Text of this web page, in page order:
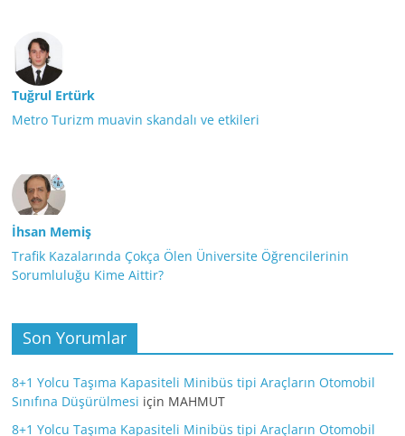
Tuğrul Ertürk
Metro Turizm muavin skandalı ve etkileri
İhsan Memiş
Trafik Kazalarında Çokça Ölen Üniversite Öğrencilerinin
Sorumluluğu Kime Aittir?
Son Yorumlar
8+1 Yolcu Taşıma Kapasiteli Minibüs tipi Araçların Otomobil
Sınıfına Düşürülmesi için MAHMUT
8+1 Yolcu Taşıma Kapasiteli Minibüs tipi Araçların Otomobil